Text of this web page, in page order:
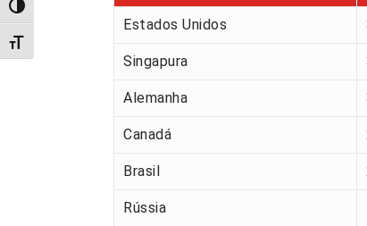
Alternar alto contraste
Alternar tamanho da fonte
Estados Unidos
Singapura
Alemanha
Canadá
Brasil
Rússia